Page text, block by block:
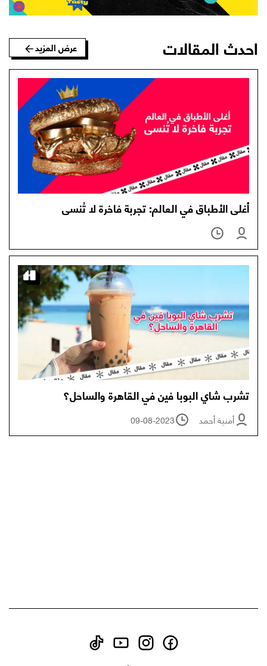
احدث المقالات عرض المزيد
أغلى الأطباق في العالم: تجربة فاخرة لا تُنسى
تشرب شاي البوبا فين في القاهرة والساحل؟
أمنية أحمد 09-08-2023